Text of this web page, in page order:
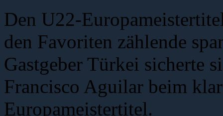
Den U22-
den Favoriten zählende
Gastgeber Türkei sicherte
Francisco Aguilar beim
Europameistertitel.